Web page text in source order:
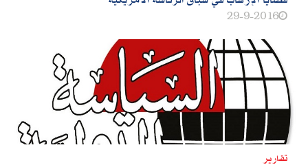
29-9-2016
تقارير